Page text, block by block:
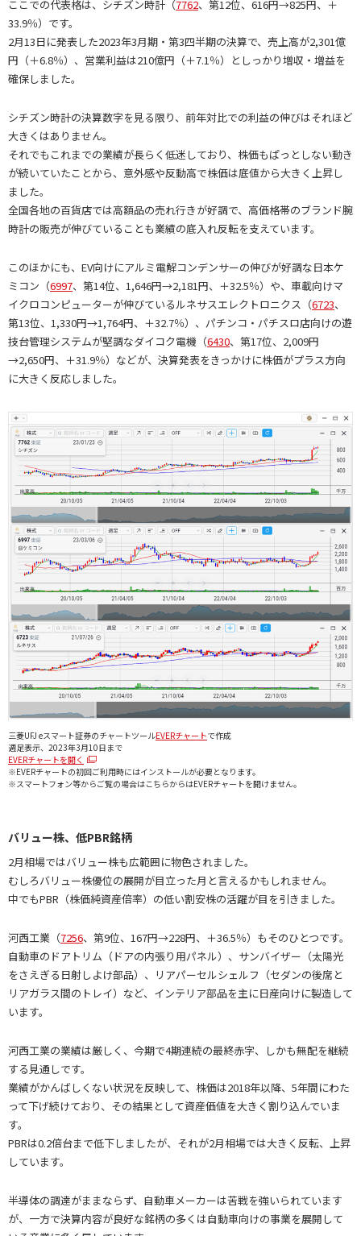
ここでの代表格は、シチズン時計（7762、第12位、616円→825円、＋
33.9％）です。
2月13日に発表した2023年3月期・第3四半期の決算で、売上高が2,301億
円（＋6.8％）、営業利益は210億円（＋7.1％）としっかり増収・増益を
確保しました。
シチズン時計の決算数字を見る限り、前年対比での利益の伸びはそれほど
大きくはありません。
それでもこれまでの業績が長らく低迷しており、株価もぱっとしない動き
が続いていたことから、意外感や反動高で株価は底値から大きく上昇し
ました。
全国各地の百貨店では高額品の売れ行きが好調で、高価格帯のブランド腕
時計の販売が伸びていることも業績の底入れ反転を支えています。
このほかにも、EV向けにアルミ電解コンデンサーの伸びが好調な日本ケ
ミコン（6997、第14位、1,646円→2,181円、＋32.5％）や、車載向けマ
イクロコンピューターが伸びているルネサスエレクトロニクス（6723、
第13位、1,330円→1,764円、＋32.7％）、パチンコ・パチスロ店向けの遊
技台管理システムが堅調なダイコク電機（6430、第17位、2,009円
→2,650円、＋31.9％）などが、決算発表をきっかけに株価がプラス方向
に大きく反応しました。
三菱UFJ eスマート証券のチャートツールEVERチャートで作成
週足表示、2023年3月10日まで
EVERチャートを開く
※EVERチャートの初回ご利用時にはインストールが必要となります。
※スマートフォン等からご覧の場合はこちらからはEVERチャートを開けません。
バリュー株、低PBR銘柄
2月相場ではバリュー株も広範囲に物色されました。
むしろバリュー株優位の展開が目立った月と言えるかもしれません。
中でもPBR（株価純資産倍率）の低い割安株の活躍が目を引きました。
河西工業（7256、第9位、167円→228円、＋36.5％）もそのひとつです。
自動車のドアトリム（ドアの内張り用パネル）、サンバイザー（太陽光
をさえぎる日射しよけ部品）、リアパーセルシェルフ（セダンの後席と
リアガラス間のトレイ）など、インテリア部品を主に日産向けに製造して
います。
河西工業の業績は厳しく、今期で4期連続の最終赤字、しかも無配を継続
する見通しです。
業績がかんばしくない状況を反映して、株価は2018年以降、5年間にわた
って下げ続けており、その結果として資産価値を大きく割り込んでいま
す。
PBRは0.2倍台まで低下しましたが、それが2月相場では大きく反転、上昇
しています。
半導体の調達がままならず、自動車メーカーは苦戦を強いられています
が、一方で決算内容が良好な銘柄の多くは自動車向けの事業を展開して